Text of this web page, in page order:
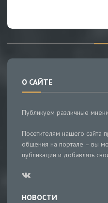
О САЙТЕ
Публикуем различные
Посетителям нашего сайта
общения на портале – вы
публикации и добавлять
НОВОСТИ